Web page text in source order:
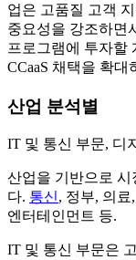
업은 고품질 고객
중요성을 강조하면
프로그램에 투자할
CCaaS 채택을 확
산업 분석별
IT 및 통신 부문, 디
산업을 기반으로 시
다. 통신, 정부, 의
엔터테인먼트 등.
IT 및 통신 부문은